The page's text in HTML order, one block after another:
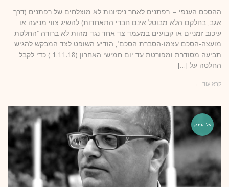
ההסכם הענפי – רפתנים לאחר ניסיונות לא מוצלחים של רפתנים (דרך
אגב, בחלקם הלא מבוטל אינם חברי התאחדות) להשיג צווי מניעה או
עיכוב זמניים או קבועים במעמד צד אחד נגד מהות לא ברורה "החלטת
מועצה-הסכם עצמו-הסברת הסכם", הודיע השופט לצד המבקש להגיש
תביעה מסודרת ומפורטת עד יום חמישי האחרון (1.11.18 ) כדי לקבל
החלטה על […]
קרא עוד ←
על הפרק